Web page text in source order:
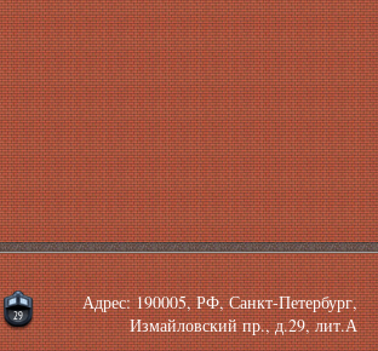
Адрес: 190005, РФ, Санкт-Петербург,
Измайловский пр., д.29, лит.А